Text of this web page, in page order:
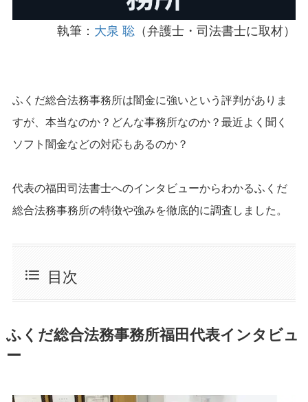
執筆： 大泉 聡 （弁護士・司法書士に取材）
ふくだ総合法務事務所は闇金に強いという評判がありま
すが、本当なのか？どんな事務所なのか？最近よく聞く
ソフト闇金などの対応もあるのか？
代表の福田司法書士へのインタビューからわかるふくだ
総合法務事務所の特徴や強みを徹底的に調査しました。
目次
ふくだ総合法務事務所福田代表インタビュ
ー